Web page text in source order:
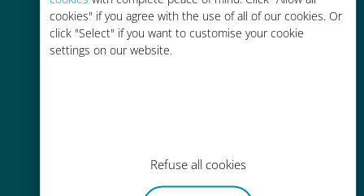
cookies" if you agree with the use of all of our cookies. Or
click "Select" if you want to customise your cookie
settings on our website.
Refuse all cookies
通过Ubigi应用随时随地通话，即使
没有Wi-Fi或剩余流量也能畅聊
毫不费力
无需取出您现有的SIM卡